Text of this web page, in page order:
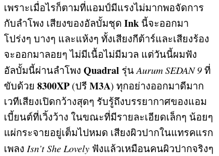
เพราะเมื่อไรก็ตามที่แอมป์มีแรงไม่มากพอจัดการ
กับลำโพง เสียงของอัลบั้มชุด Ink นี้จะออกมา
โปร่งๆ บางๆ และแห้งๆ ทั้งเสียงกีต้าร์และเสียงร้อง
จะออกมาลอยๆ ไม่มีเนื้อไม่มีมวล แต่วันนี้ผมฟัง
อัลบั้มนี้ผ่านลำโพง Quadral รุ่นAurum SEDAN 9ที่
ขับด้วย 8300XP (ปรี M3A) ทุกอย่างออกมาดีมาก
เวทีเสียงเปิดกว้างสุดๆ รับรู้ถึงบรรยากาศของแอม
เบี้ยนต์ที่เวิ้งว้าง ในขณะที่มีรายละเอียดเล็กๆ น้อยๆ
แผ่กระจายอยู่เต็มไปหมด เสียงผิวปากในแทรคแรก
เพลง Isn’t She Lovely ฟังแล้วเหมือนคนผิวปากจริงๆ